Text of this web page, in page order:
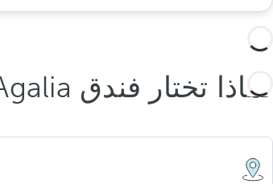
لماذا تختار فندق Occidental Murcia Agalia؟